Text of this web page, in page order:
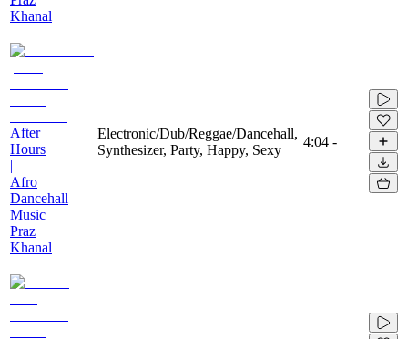
Khanal
After
Hours
|
Afro
Dancehall
Music
Praz
Khanal
Electronic/Dub/Reggae/Dancehall,
Synthesizer, Party, Happy, Sexy
4:04 -